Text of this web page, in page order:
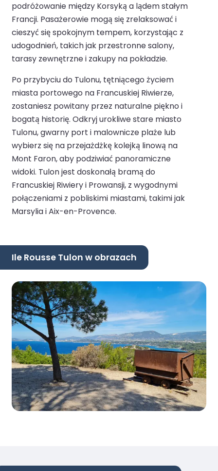
podróżowanie między Korsyką a lądem stałym
Francji. Pasażerowie mogą się zrelaksować i
cieszyć się spokojnym tempem, korzystając z
udogodnień, takich jak przestronne salony,
tarasy zewnętrzne i zakupy na pokładzie.
Po przybyciu do Tulonu, tętniącego życiem
miasta portowego na Francuskiej Riwierze,
zostaniesz powitany przez naturalne piękno i
bogatą historię. Odkryj urokliwe stare miasto
Tulonu, gwarny port i malownicze plaże lub
wybierz się na przejażdżkę kolejką linową na
Mont Faron, aby podziwiać panoramiczne
widoki. Tulon jest doskonałą bramą do
Francuskiej Riwiery i Prowansji, z wygodnymi
połączeniami z pobliskimi miastami, takimi jak
Marsylia i Aix-en-Provence.
Ile Rousse Tulon w obrazach